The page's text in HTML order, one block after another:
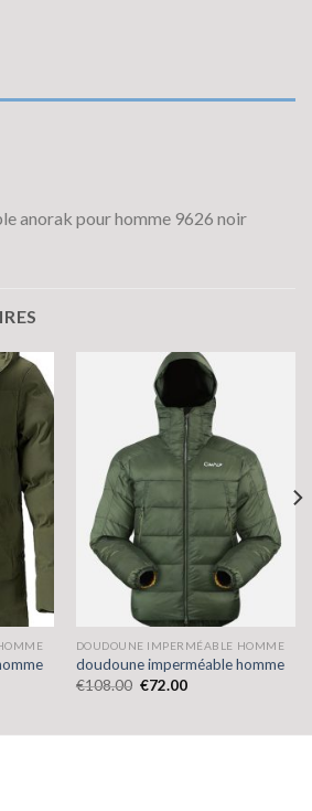
anorak pour homme 9626 noir
DOUDOUNE IMPERMÉABLE HOMME
doudoune imperméable homme
€108.00 €72.00